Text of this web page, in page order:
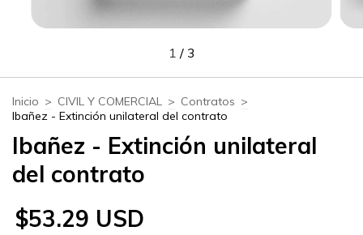
1 / 3
Inicio > CIVIL Y COMERCIAL > Contratos >
Ibañez - Extinción unilateral del contrato
Ibañez - Extinción unilateral
del contrato
$53.29 USD